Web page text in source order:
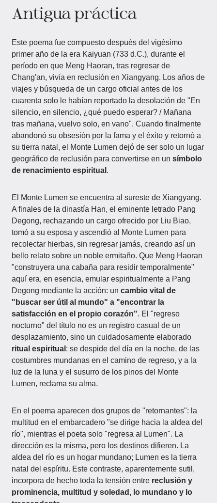
Antigua práctica
Este poema fue compuesto después del vigésimo
primer año de la era Kaiyuan (733 d.C.), durante el
período en que Meng Haoran, tras regresar de
Chang'an, vivía en reclusión en Xiangyang. Los años de
viajes y búsqueda de un cargo oficial antes de los
cuarenta solo le habían reportado la desolación de "En
silencio, en silencio, ¿qué puedo esperar? / Mañana
tras mañana, vuelvo solo, en vano". Cuando finalmente
abandonó su obsesión por la fama y el éxito y retornó a
su tierra natal, el Monte Lumen dejó de ser solo un lugar
geográfico de reclusión para convertirse en un símbolo
de renacimiento espiritual .
El Monte Lumen se encuentra al sureste de Xiangyang.
A finales de la dinastía Han, el eminente letrado Pang
Degong, rechazando un cargo ofrecido por Liu Biao,
tomó a su esposa y ascendió al Monte Lumen para
recolectar hierbas, sin regresar jamás, creando así un
bello relato sobre un noble ermitaño. Que Meng Haoran
"construyera una cabaña para residir temporalmente"
aquí era, en esencia, emular espiritualmente a Pang
Degong mediante la acción: un cambio vital de
"buscar ser útil al mundo" a "encontrar la
satisfacción en el propio corazón". El "regreso
nocturno" del título no es un registro casual de un
desplazamiento, sino un cuidadosamente elaborado
ritual espiritual : se despide del día en la noche, de las
costumbres mundanas en el camino de regreso, y a la
luz de la luna y el susurro de los pinos del Monte
Lumen, reclama su alma.
En el poema aparecen dos grupos de "retornantes": la
multitud en el embarcadero "se dirige hacia la aldea del
río", mientras el poeta solo "regresa al Lumen". La
dirección es la misma, pero los destinos difieren. La
aldea del río es un hogar mundano; Lumen es la tierra
natal del espíritu. Este contraste, aparentemente sutil,
incorpora de hecho toda la tensión entre reclusión y
prominencia, multitud y soledad, lo mundano y lo